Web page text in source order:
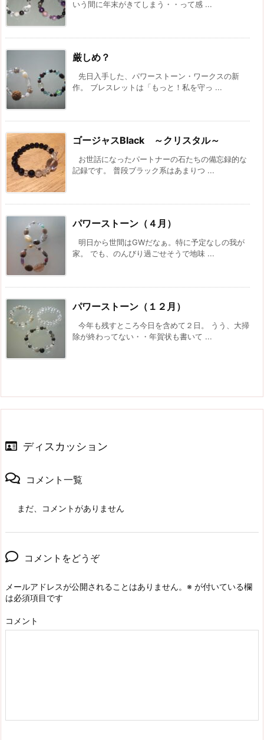
いう間に年末がきてしまう・・って感 ...
厳しめ？
先日入手した、パワーストーン・ワークスの新
作。 ブレスレットは「もっと！私を守っ ...
ゴージャスBlack ～クリスタル～
お世話になったパートナーの石たちの備忘録的な
記録です。 普段ブラック系はあまりつ ...
パワーストーン（４月）
明日から世間はGWだなぁ。特に予定なしの我が
家。 でも、のんびり過ごせそうで地味 ...
パワーストーン（１２月）
今年も残すところ今日を含めて２日。 うう、大掃
除が終わってない・・年賀状も書いて ...
ディスカッション
コメント一覧
まだ、コメントがありません
コメントをどうぞ
メールアドレスが公開されることはありません。 ※ が付いている欄
は必須項目です
コメント